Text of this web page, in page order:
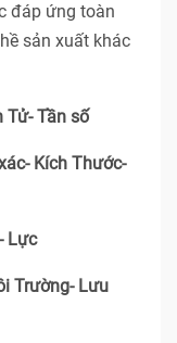
đáp ứng toàn
sản xuất khác
Tần số
Kích Thước-
Lực
Trường- Lưu